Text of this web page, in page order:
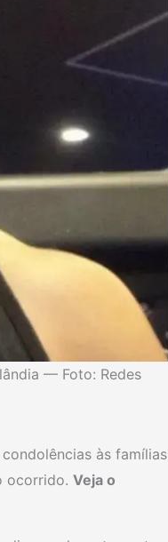
— Foto: Redes
às famílias
ocorrido. Veja o